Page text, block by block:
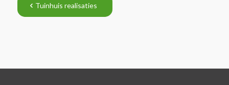
Tuinhuis realisaties